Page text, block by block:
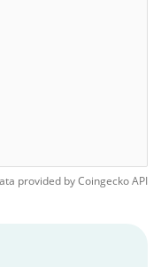
provided byCoingeckoAPI